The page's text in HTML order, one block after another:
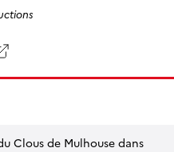
Clous de Mulhouse dans